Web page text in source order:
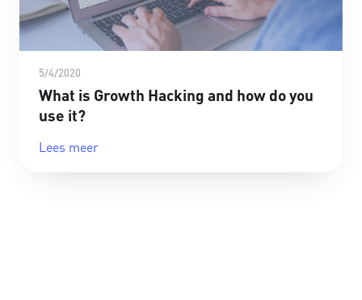
5/4/2020
What is Growth Hacking and how do you
use it?
Lees meer